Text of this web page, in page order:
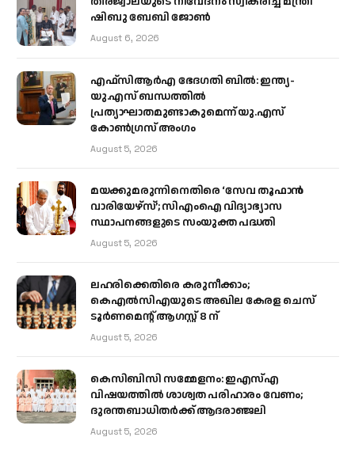
ഷിബു ബേബി ജോൺ
August 6, 2026
എഫ്‌സിആർഎ ഭേദഗതി ബിൽ: ഇന്ത്യ-
യു.എസ് ബന്ധത്തിൽ
പ്രത്യാഘാതമുണ്ടാകുമെന്ന് യു.എസ്
കോൺഗ്രസ് അംഗം
August 5, 2026
മയക്കുമരുന്നിനെതിരെ ‘സേവ തൂഫാൻ
വാരിയേഴ്‌സ്’; സിഎംഐ വിദ്യാഭ്യാസ
സ്ഥാപനങ്ങളുടെ സംയുക്ത പദ്ധതി
August 5, 2026
ലഹരിക്കെതിരെ കരുനീക്കാം;
കെഎൽസിഎയുടെ അഖില കേരള ചെസ്
ടൂർണമെന്റ് ആഗസ്റ്റ് 8 ന്
August 5, 2026
കെസിബിസി സമ്മേളനം: ഇഎസ്എ
വിഷയത്തിൽ ശാശ്വത പരിഹാരം വേണം;
ദുരന്തബാധിതർക്ക് ആദരാഞ്ജലി
August 5, 2026